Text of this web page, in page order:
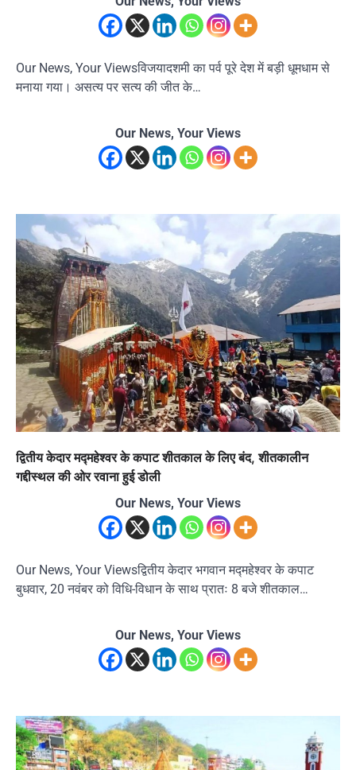
Our News, Your Viewsविजयादशमी का पर्व पूरे देश में बड़ी धूमधाम से
मनाया गया। असत्य पर सत्य की जीत के…
Our News, Your Views
द्वितीय केदार मद्महेश्वर के कपाट शीतकाल के लिए बंद, शीतकालीन
गद्दीस्थल की ओर रवाना हुई डोली
Our News, Your Views
Our News, Your Viewsद्वितीय केदार भगवान मद्महेश्वर के कपाट
बुधवार, 20 नवंबर को विधि-विधान के साथ प्रातः 8 बजे शीतकाल…
Our News, Your Views